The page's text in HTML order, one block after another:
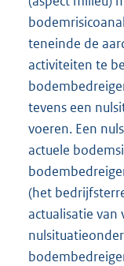
teneinde de
activiteiten te
tevens een
voeren. Een
actuele
(het
actualisatie van